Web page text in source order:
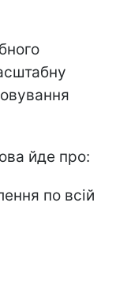
йде про:
по всій